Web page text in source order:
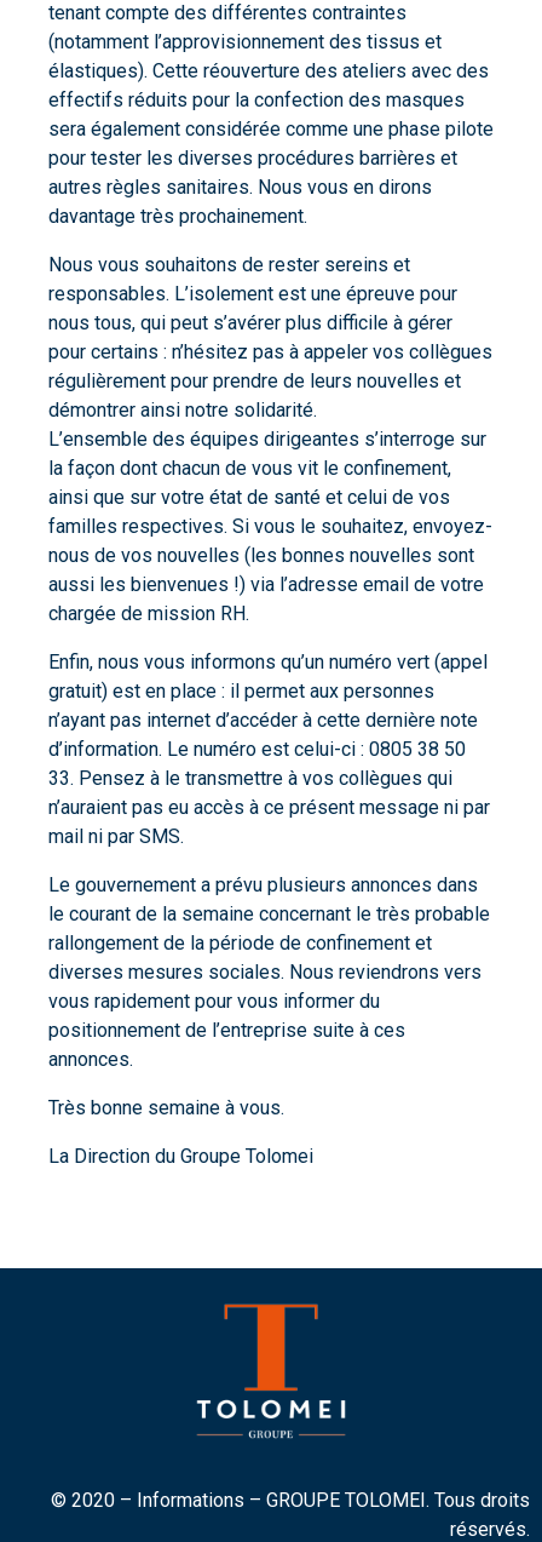
tenant compte des différentes contraintes
(notamment l’approvisionnement des tissus et
élastiques). Cette réouverture des ateliers avec des
effectifs réduits pour la confection des masques
sera également considérée comme une phase pilote
pour tester les diverses procédures barrières et
autres règles sanitaires. Nous vous en dirons
davantage très prochainement.
Nous vous souhaitons de rester sereins et
responsables. L’isolement est une épreuve pour
nous tous, qui peut s’avérer plus difficile à gérer
pour certains : n’hésitez pas à appeler vos collègues
régulièrement pour prendre de leurs nouvelles et
démontrer ainsi notre solidarité.
L’ensemble des équipes dirigeantes s’interroge sur
la façon dont chacun de vous vit le confinement,
ainsi que sur votre état de santé et celui de vos
familles respectives. Si vous le souhaitez, envoyez-
nous de vos nouvelles (les bonnes nouvelles sont
aussi les bienvenues !) via l’adresse email de votre
chargée de mission RH.
Enfin, nous vous informons qu’un numéro vert (appel
gratuit) est en place : il permet aux personnes
n’ayant pas internet d’accéder à cette dernière note
d’information. Le numéro est celui-ci : 0805 38 50
33. Pensez à le transmettre à vos collègues qui
n’auraient pas eu accès à ce présent message ni par
mail ni par SMS.
Le gouvernement a prévu plusieurs annonces dans
le courant de la semaine concernant le très probable
rallongement de la période de confinement et
diverses mesures sociales. Nous reviendrons vers
vous rapidement pour vous informer du
positionnement de l’entreprise suite à ces
annonces.
Très bonne semaine à vous.
La Direction du Groupe Tolomei
© 2020 – Informations – GROUPE TOLOMEI. Tous droits
réservés.